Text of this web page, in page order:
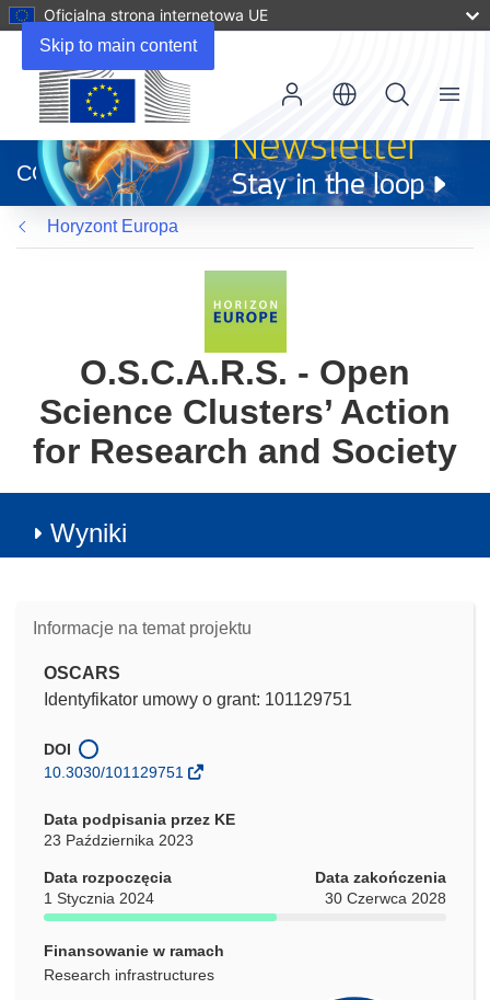
Skip to main content
Oficjalna strona internetowa UE
otworzy
się
w
nowym
oknie)
CORDIS
Menu
Horyzont Europa
O.S.C.A.R.S. - Open
Science Clusters’ Action
for Research and Society
Wyniki
Informacje na temat projektu
OSCARS
Identyfikator umowy o grant: 101129751
DOI
10.3030/101129751
Data podpisania przez KE
23 Października 2023
Data rozpoczęcia
1 Stycznia 2024
Data zakończenia
30 Czerwca 2028
Finansowanie w ramach
Research infrastructures